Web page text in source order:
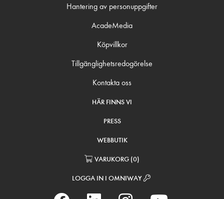
Hantering av personuppgifter
AcadeMedia
Köpvillkor
Tillgänglighetsredogörelse
Kontakta oss
HÄR FINNS VI
PRESS
WEBBUTIK
VARUKORG (0)
LOGGA IN I OMNIWAY